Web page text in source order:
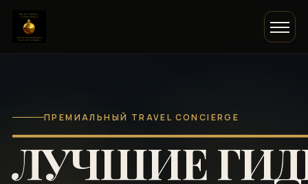
ПРЕМИАЛЬНЫЙ TRAVEL CONCIERGE
ЛУЧШИЕ